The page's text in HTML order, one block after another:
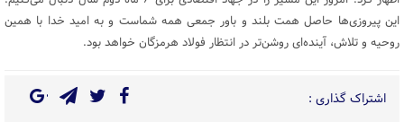
این پیروزی‌ها حاصل همت بلند و باور جمعی همه شماست و به امید خدا با همین
روحیه و تلاش، آینده‌ای روشن‌تر در انتظار فولاد هرمزگان خواهد بود.
اشتراک گذاری :